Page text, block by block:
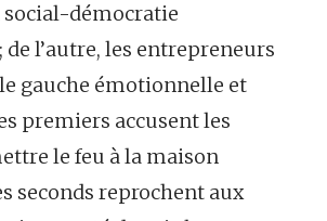
social-démocratie
l’autre, les entrepreneurs
gauche émotionnelle et
premiers accusent les
le feu à la maison
seconds reprochent aux